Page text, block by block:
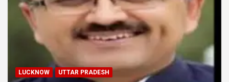
LUCKNOW UTTAR PRADESH